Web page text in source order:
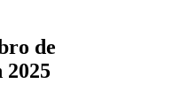
de
2025